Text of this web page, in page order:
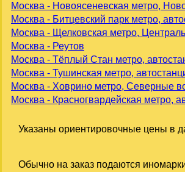
Москва - Новоясеневская метро,
Москва - Битцевский парк метро,
Москва - Щелковская метро,
Москва - Реутов
Москва - Тёплый Стан метро,
Москва - Тушинская метро,
Москва - Ховрино метро, Северные
Москва - Красногвардейская метро,
Указаны ориентировочные цены в
Обычно на заказ подаются